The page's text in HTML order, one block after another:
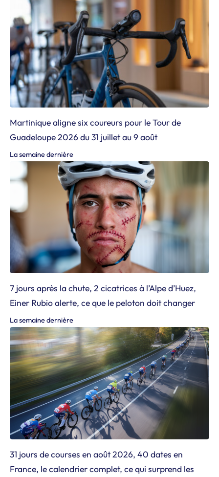
Martinique aligne six coureurs pour le Tour de
Guadeloupe 2026 du 31 juillet au 9 août
La semaine dernière
7 jours après la chute, 2 cicatrices à l’Alpe d’Huez,
Einer Rubio alerte, ce que le peloton doit changer
La semaine dernière
31 jours de courses en août 2026, 40 dates en
France, le calendrier complet, ce qui surprend les